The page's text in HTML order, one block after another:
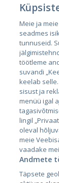
Riigid
Eesti
Läti
Leedu
City24.lv
City24.ee
Meie ja meie
seadmes
tunnuseid.
töötleme
suvandi
keelab
sisust ja
menüü igal
lingil
oleval
meie
vaadake
Andmete
Täpsete